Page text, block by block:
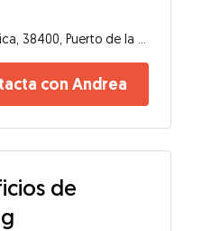
con Andrea
de